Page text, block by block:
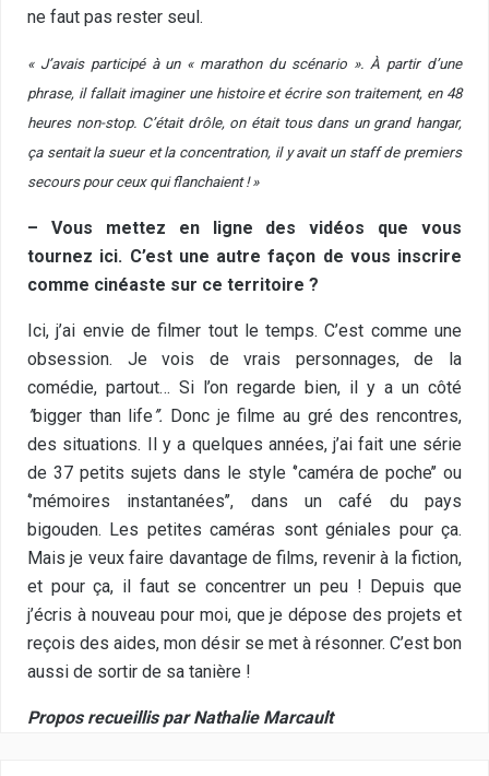
ne faut pas rester seul.
« J’avais participé à un « marathon du scénario ». À partir d’une
phrase, il fallait imaginer une histoire et écrire son traitement, en 48
heures non-stop. C’était drôle, on était tous dans un grand hangar,
ça sentait la sueur et la concentration, il y avait un staff de premiers
secours pour ceux qui flanchaient ! »
– Vous mettez en ligne des vidéos que vous
tournez ici. C’est une autre façon de vous inscrire
comme cinéaste sur ce territoire ?
Ici, j’ai envie de filmer tout le temps. C’est comme une
obsession. Je vois de vrais personnages, de la
comédie, partout… Si l’on regarde bien, il y a un côté
’’bigger than life’’. Donc je filme au gré des rencontres,
des situations. Il y a quelques années, j’ai fait une série
de 37 petits sujets dans le style ‘’caméra de poche’’ ou
‘’mémoires instantanées’’, dans un café du pays
bigouden. Les petites caméras sont géniales pour ça.
Mais je veux faire davantage de films, revenir à la fiction,
et pour ça, il faut se concentrer un peu ! Depuis que
j’écris à nouveau pour moi, que je dépose des projets et
reçois des aides, mon désir se met à résonner. C’est bon
aussi de sortir de sa tanière !
Propos recueillis par Nathalie Marcault